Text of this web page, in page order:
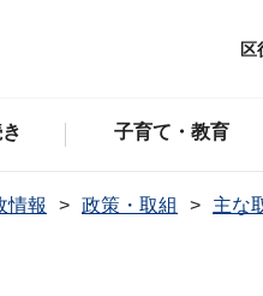
区
子育て・教育
情報 政策・取組 主な